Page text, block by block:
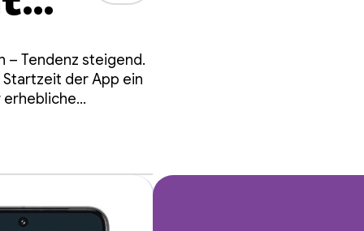
– Tendenz steigend.
der App ein
erhebliche